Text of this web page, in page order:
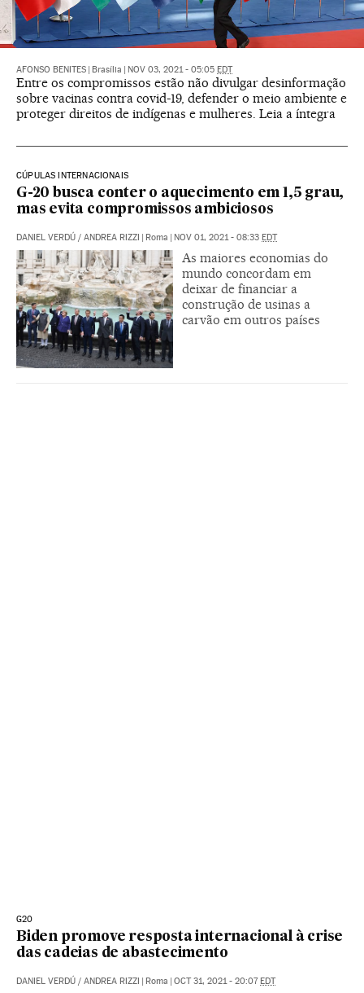
AFONSO BENITES Brasília NOV 03, 2021 - 05:05 EDT
Entre os compromissos estão não divulgar desinformação
sobre vacinas contra covid-19, defender o meio ambiente e
proteger direitos de indígenas e mulheres. Leia a íntegra
CÚPULAS INTERNACIONAIS
G-20 busca conter o aquecimento em 1,5 grau,
mas evita compromissos ambiciosos
DANIEL VERDÚ / ANDREA RIZZI Roma NOV 01, 2021 - 08:33 EDT
As maiores economias do
mundo concordam em
deixar de financiar a
construção de usinas a
carvão em outros países
G20
Biden promove resposta internacional à crise
das cadeias de abastecimento
DANIEL VERDÚ / ANDREA RIZZI Roma OCT 31, 2021 - 20:07 EDT